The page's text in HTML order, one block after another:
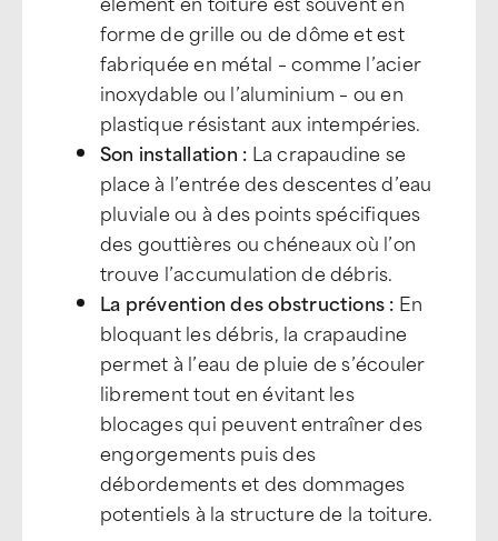
forme de grille ou de dôme et est
fabriquée en métal – comme l’acier
inoxydable ou l’aluminium – ou en
plastique résistant aux intempéries.
Son installation : La crapaudine se
place à l’entrée des descentes d’eau
pluviale ou à des points spécifiques
des gouttières ou chéneaux où l’on
trouve l’accumulation de débris.
La prévention des obstructions : En
bloquant les débris, la crapaudine
permet à l’eau de pluie de s’écouler
librement tout en évitant les
blocages qui peuvent entraîner des
engorgements puis des
débordements et des dommages
potentiels à la structure de la toiture.